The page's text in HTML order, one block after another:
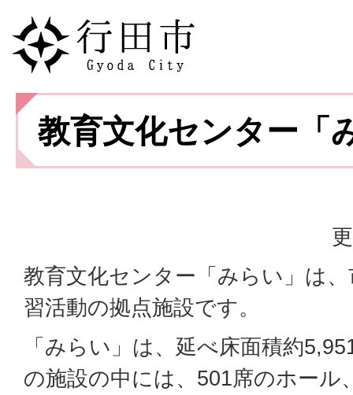
教育文化センター「
教育文化センター「みらい」は
習活動の拠点施設です。
「みらい」は、延べ床面積約
の施設の中には、501席のホール